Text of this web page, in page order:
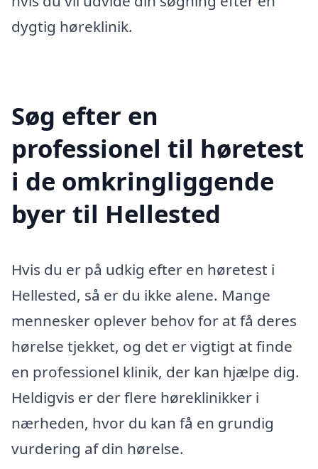
dygtig høreklinik.
Søg efter en
professionel til høretest
i de omkringliggende
byer til Hellested
Hvis du er på udkig efter en høretest i
Hellested, så er du ikke alene. Mange
mennesker oplever behov for at få deres
hørelse tjekket, og det er vigtigt at finde
en professionel klinik, der kan hjælpe dig.
Heldigvis er der flere høreklinikker i
nærheden, hvor du kan få en grundig
vurdering af din hørelse.